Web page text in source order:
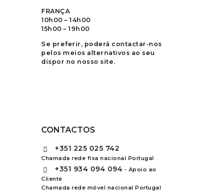
FRANÇA
10h00 – 14h00
15h00 – 19h00
Se preferir, poderá contactar-nos
pelos meios alternativos ao seu
dispor no nosso site.
CONTACTOS
+351 225 025 742
Chamada rede fixa nacional Portugal
+351 934 094 094 - Apoio ao
Cliente
Chamada rede móvel nacional Portugal